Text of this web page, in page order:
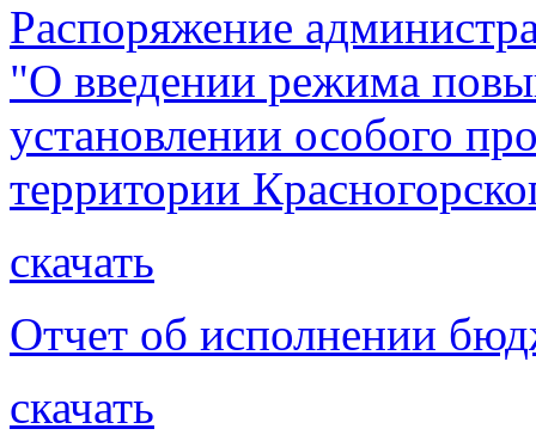
Распоряжение
"О введении режима
установлении особого
территории
скачать
Отчет об исполнении
скачать